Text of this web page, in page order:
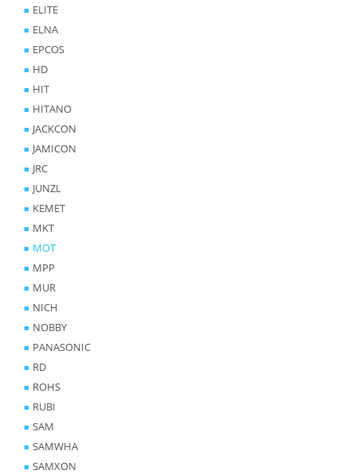
ELITE
ELNA
EPCOS
HD
HIT
HITANO
JACKCON
JAMICON
JRC
JUNZL
KEMET
MKT
MOT
MPP
MUR
NICH
NOBBY
PANASONIC
RD
ROHS
RUBI
SAM
SAMWHA
SAMXON